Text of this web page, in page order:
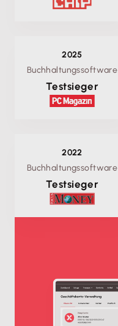
2025
Buchhaltungssoftware
Testsieger
2022
Buchhaltungssoftware
Testsieger